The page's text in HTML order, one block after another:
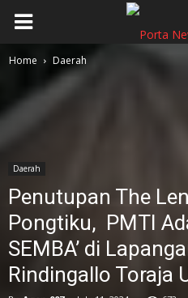
Home Daerah
Daerah
Penutupan The
Pongtiku, PMTI
SEMBA’ di
Rindingallo Toraja